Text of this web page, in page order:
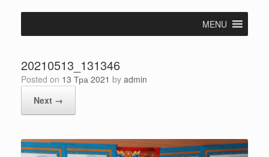
MENU
20210513_131346
Posted on 13 Тра 2021 by admin
Next →